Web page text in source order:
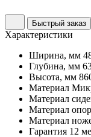
Быстрый заказ
Характеристики
Ширина, мм
Глубина, мм
Высота, мм
Материал
Материал
Материал опор
Материал
Гарантия 12